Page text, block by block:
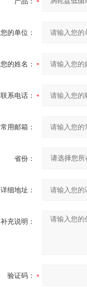
您的单位：
您的姓名：
联系电话：
常用邮箱：
省份：
详细地址：
补充说明：
验证码：